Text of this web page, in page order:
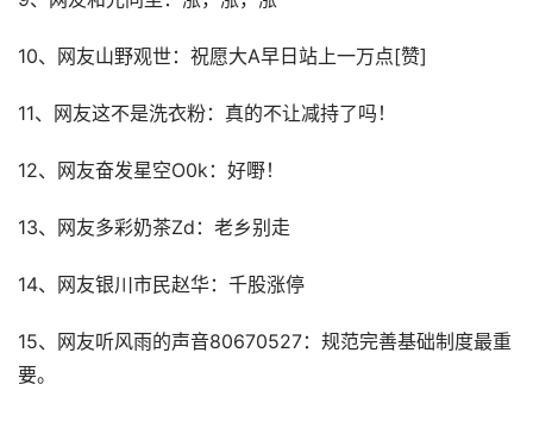
10、网友山野观世：祝愿大A早日站上一万点[赞]
11、网友这不是洗衣粉：真的不让减持了吗！
12、网友奋发星空O0k：好嘢！
13、网友多彩奶茶Zd：老乡别走
14、网友银川市民赵华：千股涨停
15、网友听风雨的声音80670527：规范完善基础制度最重
要。